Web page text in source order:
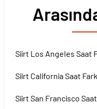
Siirt Los Angeles Saat
Siirt California Saat
Siirt San Francisco Saat